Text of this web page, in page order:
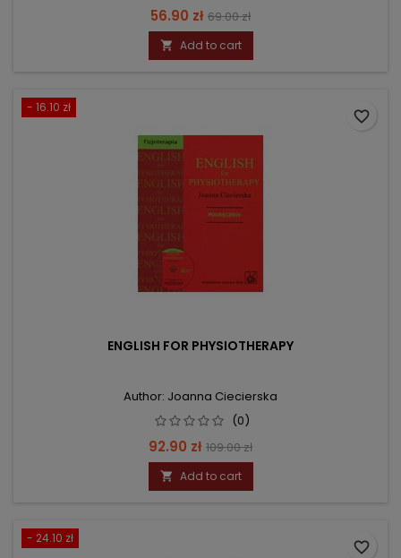
Price
56.90 zł Regular
price
69.00 zł
 Add to cart
- 16.10 zł
ENGLISH FOR PHYSIOTHERAPY
Author: Joanna Ciecierska
(0)
Price
92.90 zł Regular
price
109.00 zł
 Add to cart
favorite_border
- 24.10 zł
favorite_border